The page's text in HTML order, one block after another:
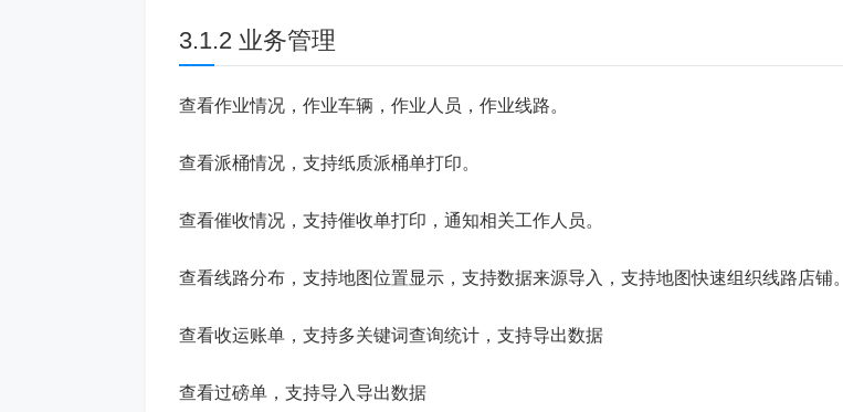
3.1.2 业务管理
查看作业情况，作业车辆，作业人员，作业线路。
查看派桶情况，支持纸质派桶单打印。
查看催收情况，支持催收单打印，通知相关工作人员。
查看线路分布，支持地图位置显示，支持数据来源导入，支持地图快速组织线路店铺。
查看收运账单，支持多关键词查询统计，支持导出数据
查看过磅单，支持导入导出数据